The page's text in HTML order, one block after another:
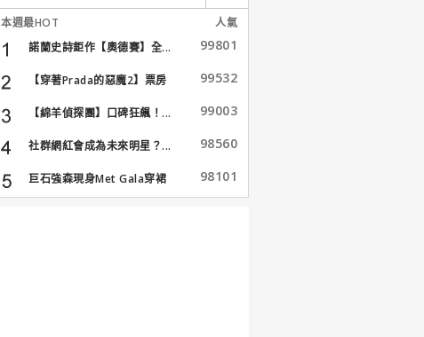
本週最HOT
人氣
諾蘭史詩鉅作【奧德賽】全...
99801
【穿著Prada的惡魔2】票房
99532
【綿羊偵探團】口碑狂飆！... 99003
社群網紅會成為未來明星？... 98560
巨石強森現身Met Gala穿裙
子...
98101